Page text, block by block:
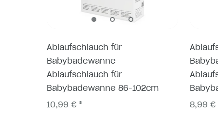
Ablaufschlauch für
Babybadewanne
Ablaufschlauch für
Babybadewanne 86-102cm
10,99 € *
8,99 €